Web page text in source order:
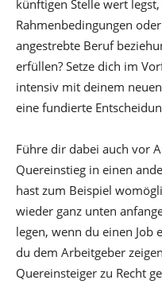
künftigen Stelle wert
Rahmenbedingungen
angestrebte Beruf
erfüllen? Setze dich im
intensiv mit deinem
eine fundierte
Führe dir dabei auch vor
Quereinstieg in einen
hast zum Beispiel
wieder ganz unten
legen, wenn du einen Job
du dem Arbeitgeber
Quereinsteiger zu Recht